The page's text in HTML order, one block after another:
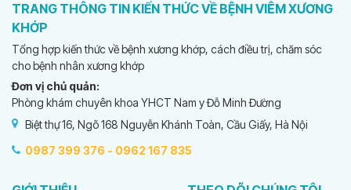
TRANG THÔNG TIN KIẾN THỨC VỀ BỆNH VIÊM XƯƠNG
KHỚP
Tổng hợp kiến thức về bệnh xương khớp, cách điều trị, chăm sóc
cho bệnh nhân xương khớp
Đơn vị chủ quản:
Phòng khám chuyên khoa YHCT Nam y Đỗ Minh Đường
Biệt thự 16, Ngõ 168 Nguyễn Khánh Toàn, Cầu Giấy, Hà Nội
0987 399 376 - 0962 167 835